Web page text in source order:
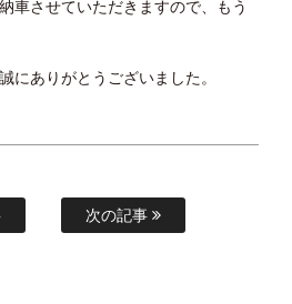
車させていただきますので、もう
にありがとうございました。
次の記事